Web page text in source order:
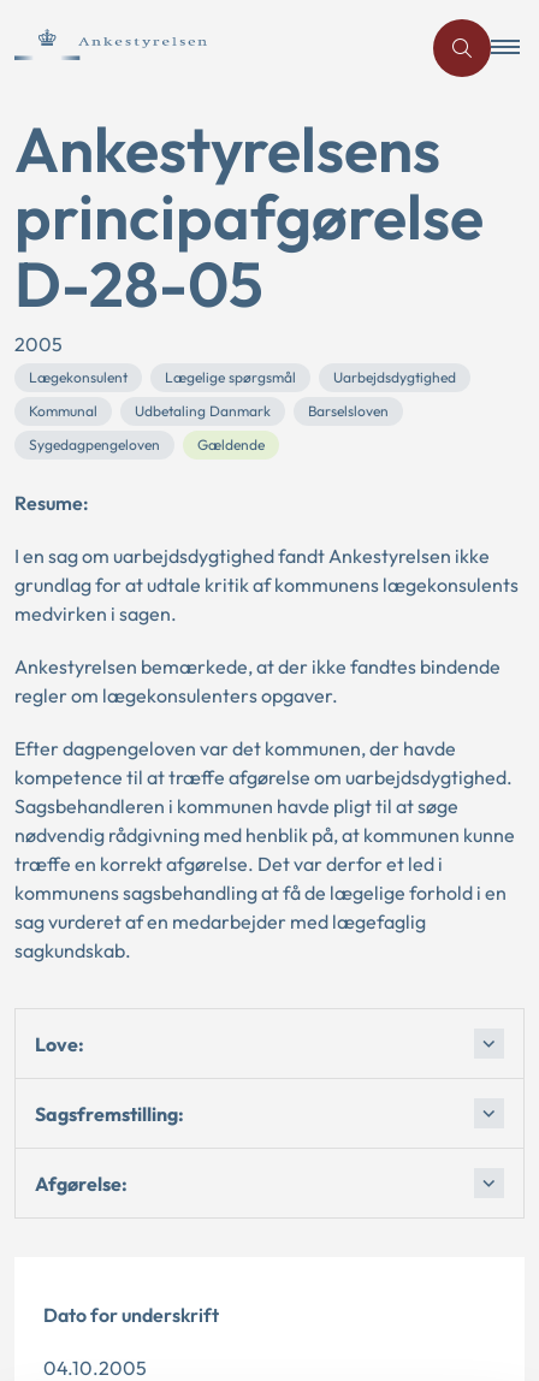
Ankestyrelsens
principafgørelse
D-28-05
2005
Lægekonsulent Lægelige spørgsmål
Uarbejdsdygtighed
Kommunal
Udbetaling Danmark
Barselsloven
Sygedagpengeloven
Gældende
Resume:
I en sag om uarbejdsdygtighed fandt Ankestyrelsen ikke
grundlag for at udtale kritik af kommunens lægekonsulents
medvirken i sagen.
Ankestyrelsen bemærkede, at der ikke fandtes bindende
regler om lægekonsulenters opgaver.
Efter dagpengeloven var det kommunen, der havde
kompetence til at træffe afgørelse om uarbejdsdygtighed.
Sagsbehandleren i kommunen havde pligt til at søge
nødvendig rådgivning med henblik på, at kommunen kunne
træffe en korrekt afgørelse. Det var derfor et led i
kommunens sagsbehandling at få de lægelige forhold i en
sag vurderet af en medarbejder med lægefaglig
sagkundskab.
Love:
Sagsfremstilling:
Afgørelse:
Dato for underskrift
04.10.2005